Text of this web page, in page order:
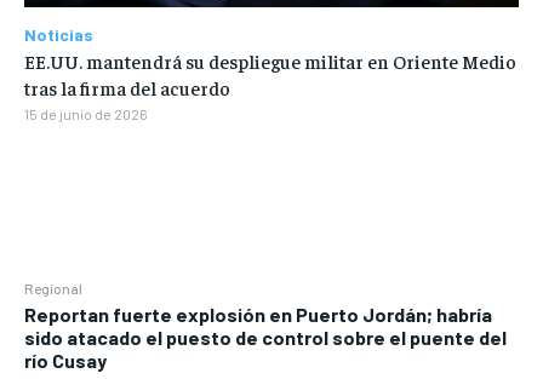
Regional
Reportan fuerte explosión en Puerto Jordán; habría
sido atacado el puesto de control sobre el puente del
río Cusay
Noticias
EE.UU. mantendrá su despliegue militar en Oriente Medio
tras la firma del acuerdo
15 de junio de 2026